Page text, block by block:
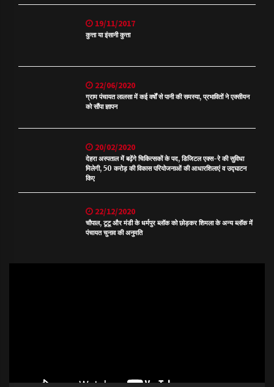
19/11/2017
कुत्ता या इंसानी कुत्ता
22/06/2020
ग्राम पंचायत लालसा में कई वर्षों से पानी की समस्या, प्रभावितों ने एक्सीयन
को सौंपा ज्ञापन
20/02/2020
देहरा अस्पताल में बढ़ेंगे चिकित्सकों के पद, डिजिटल एक्स-रे की सुविधा
मिलेगी, 50 करोड़ की विकास परियोजनाओं की आधारशिलाएं व उद्घाटन
किए
22/12/2020
चौपाल, टूटू और मंडी के धर्मपुर ब्लॉक को छोड़कर शिमला के अन्य ब्लॉक में
पंचायत चुनाव की अनुमति